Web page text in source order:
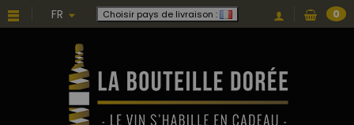
FR Choisir pays de livraison : 0